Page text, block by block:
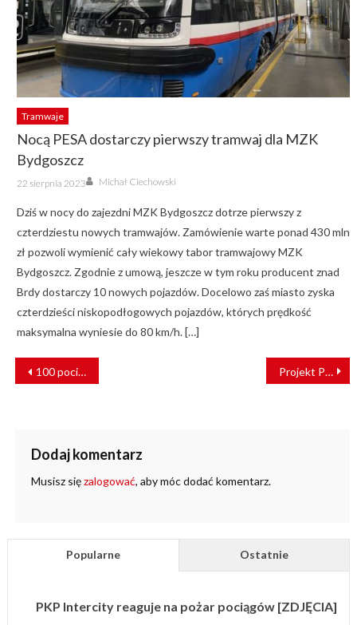
Tramwaje
Nocą PESA dostarczy pierwszy tramwaj dla MZK
Bydgoszcz
Posted
on
22 sierpnia 2023 Author
Michał Ciechowski
Dziś w nocy do zajezdni MZK Bydgoszcz dotrze pierwszy z
czterdziestu nowych tramwajów. Zamówienie warte ponad 430 mln
zł pozwoli wymienić cały wiekowy tabor tramwajowy MZK
Bydgoszcz. Zgodnie z umową, jeszcze w tym roku producent znad
Brdy dostarczy 10 nowych pojazdów. Docelowo zaś miasto zyska
czterdzieści niskopodłogowych pojazdów, których prędkość
maksymalna wyniesie do 80 km/h. […]
NAWIGACJA
WPISU
100 pociągów Kolei Dolnośląskich. Kamień milowy dolnośląskiego przewoźnika Projekt Podłęże-Piekiełko. Jest przetarg na ostatni fragment
Dodaj komentarz
Musisz sięzalogować, aby móc dodać komentarz.
Popularne Ostatnie
PKP Intercity reaguje na pożar pociągów [ZDJĘCIA]